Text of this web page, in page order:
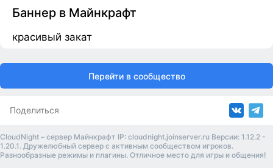
Баннер в Майнкрафт
красивый закат
Перейти в сообщество
Поделиться
CloudNight – сервер Майнкрафт IP: cloudnight.joinserver.ru Версии: 1.12.2 -
1.20.1. Дружелюбный сервер с активным сообществом игроков.
Разнообразные режимы и плагины. Отличное место для игры и общения!